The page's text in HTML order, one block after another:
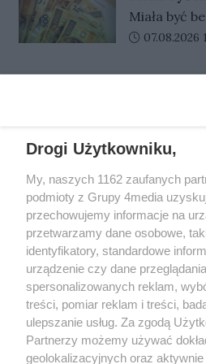
często
siebie.
Plast
Spotkanie
ramach 12.
Senior z
Miała być
szybki zysk.
pieniędzy i
Data dodania
07.08.2026
REKLAMA
Drogi Użytkowniku,
My, naszych 1162 zaufanych
podmioty z Grupy 4media
przechowujemy informacje na
przetwarzamy dane osobowe,
identyfikatory, standardowe
urządzenie czy dane
spersonalizowanych reklam,
treści, pomiar reklam i treści,
ulepszanie usług. Za zgodą
Partnerzy możemy używać
geolokalizacyjnych oraz